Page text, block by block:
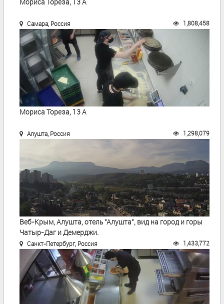
Самара, Россия 1,808,458
Мориса Тореза, 13 А
Алушта, Россия 1,298,079
Веб-Крым, Алушта, отель "Алушта", вид на город и горы
Чатыр-Даг и Демерджи.
Санкт-Петербург, Россия 1,433,772